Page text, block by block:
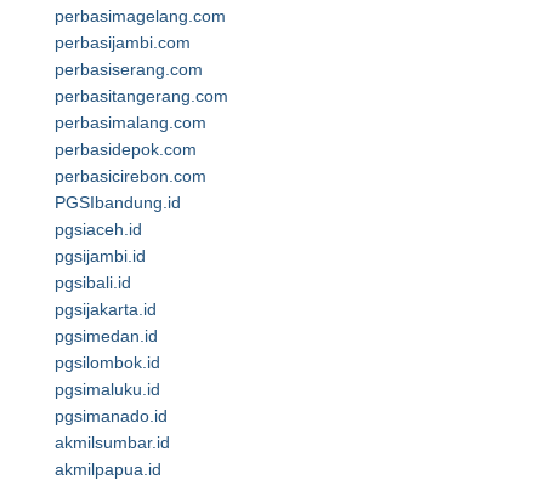
perbasimagelang.com
perbasijambi.com
perbasiserang.com
perbasitangerang.com
perbasimalang.com
perbasidepok.com
perbasicirebon.com
PGSIbandung.id
pgsiaceh.id
pgsijambi.id
pgsibali.id
pgsijakarta.id
pgsimedan.id
pgsilombok.id
pgsimaluku.id
pgsimanado.id
akmilsumbar.id
akmilpapua.id